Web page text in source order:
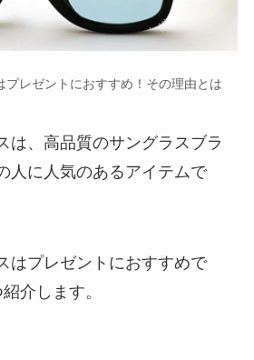
プレゼントにおすすめ！その理由とは
は、高品質のサングラスブラ
人に人気のあるアイテムで
はプレゼントにおすすめで
介します。